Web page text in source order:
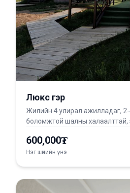
Люкс гэр
Жилийн 4 улирал ажилладаг, 2-4
боломжтой шалны халаалттай,
600,000₮
Нэг шөнийн үнэ